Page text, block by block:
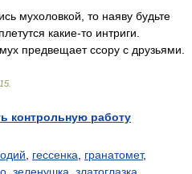
мухоловкой, то наяву будьте
какие-то интриги.
предвещает ссору с друзьями.
контрольную работу
гессенка гранатомет,